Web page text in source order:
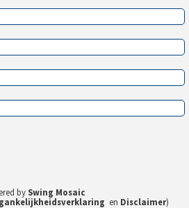
by Swing Mosaic
en Disclaimer)